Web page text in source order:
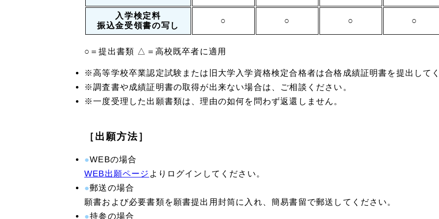
入学検定料
振込金受領書の写し
○ ○ ○ ○
○＝提出書類 △＝高校既卒者に適用
※高等学校卒業認定試験または旧大学入学資格検定合格者は合格成績証明書を提出してく
※調査書や成績証明書の取得が出来ない場合は、ご相談ください。
※一度受理した出願書類は、理由の如何を問わず返還しません。
［出願方法］
WEBの場合
WEB出願ページ よりログインしてください。
郵送の場合
願書および必要書類を願書提出用封筒に入れ、簡易書留で郵送してください。
持参の場合